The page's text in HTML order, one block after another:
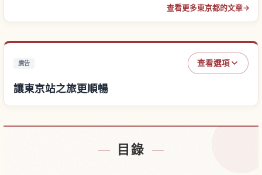
查看更多東京都的文章→
廣告 查看選項
讓東京站之旅更順暢
目錄